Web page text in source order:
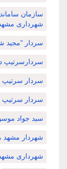
سازمان
شهرداری
سردار "مجید
سردارسرتیپ
سردار سرتیپ
سردار سرتیپ
سید جواد
شهردار
شهرداری